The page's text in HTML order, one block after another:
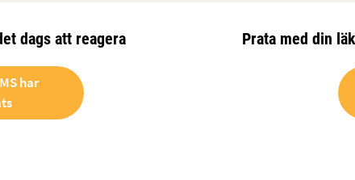
dags att reagera
har
Prata med din